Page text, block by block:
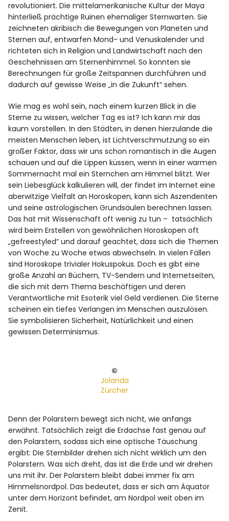
revolutioniert. Die mittelamerikanische Kultur der Maya
hinterließ prächtige Ruinen ehemaliger Sternwarten. Sie
zeichneten akribisch die Bewegungen von Planeten und
Sternen auf, entwarfen Mond- und Venuskalender und
richteten sich in Religion und Landwirtschaft nach den
Geschehnissen am Sternenhimmel. So konnten sie
Berechnungen für große Zeitspannen durchführen und
dadurch auf gewisse Weise „in die Zukunft“ sehen.
Wie mag es wohl sein, nach einem kurzen Blick in die
Sterne zu wissen, welcher Tag es ist? Ich kann mir das
kaum vorstellen. In den Städten, in denen hierzulande die
meisten Menschen leben, ist Lichtverschmutzung so ein
großer Faktor, dass wir uns schon romantisch in die Augen
schauen und auf die Lippen küssen, wenn in einer warmen
Sommernacht mal ein Sternchen am Himmel blitzt. Wer
sein Liebesglück kalkulieren will, der findet im Internet eine
aberwitzige Vielfalt an Horoskopen, kann sich Aszendenten
und seine astrologischen Grundsäulen berechnen lassen.
Das hat mit Wissenschaft oft wenig zu tun – tatsächlich
wird beim Erstellen von gewöhnlichen Horoskopen oft
„gefreestyled“ und darauf geachtet, dass sich die Themen
von Woche zu Woche etwas abwechseln. In vielen Fällen
sind Horoskope trivialer Hokuspokus. Doch es gibt eine
große Anzahl an Büchern, TV-Sendern und Internetseiten,
die sich mit dem Thema beschäftigen und deren
Verantwortliche mit Esoterik viel Geld verdienen. Die Sterne
scheinen ein tiefes Verlangen im Menschen auszulösen.
Sie symbolisieren Sicherheit, Natürlichkeit und einen
gewissen Determinismus.
©
Jolanda
Zürcher
Denn der Polarstern bewegt sich nicht, wie anfangs
erwähnt. Tatsächlich zeigt die Erdachse fast genau auf
den Polarstern, sodass sich eine optische Täuschung
ergibt: Die Sternbilder drehen sich nicht wirklich um den
Polarstern. Was sich dreht, das ist die Erde und wir drehen
uns mit ihr. Der Polarstern bleibt dabei immer fix am
Himmelsnordpol. Das bedeutet, dass er sich am Äquator
unter dem Horizont befindet, am Nordpol weit oben im
Zenit.